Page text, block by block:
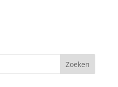
Zoeken